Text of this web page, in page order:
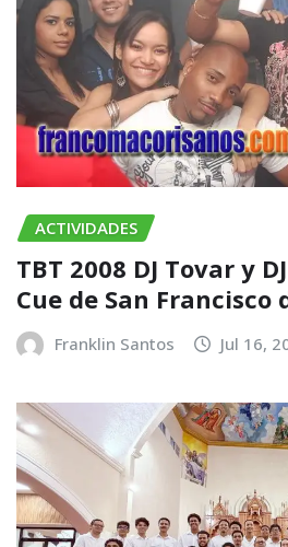
ACTIVIDADES
TBT 2008 DJ Tovar y
Cue de San Francisco
Franklin Santos Jul 16,